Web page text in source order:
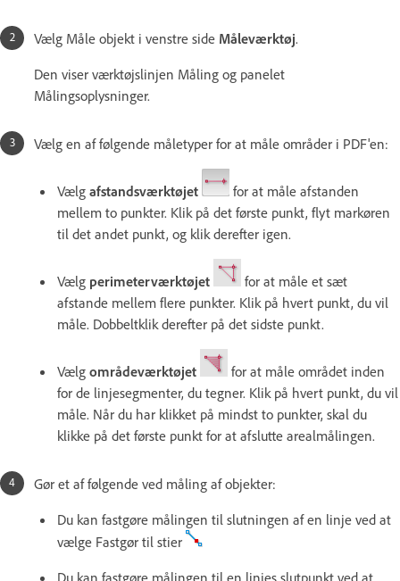
Vælg Måle objekt i venstre side Måleværktøj.
Den viser værktøjslinjen Måling og panelet
Målingsoplysninger.
Vælg en af følgende måletyper for at måle områder i PDF'en:
Vælg afstandsværktøjet
for at måle afstanden
mellem to punkter. Klik på det første punkt, flyt markøren
til det andet punkt, og klik derefter igen.
Vælg perimeterværktøjet
for at måle et sæt
afstande mellem flere punkter. Klik på hvert punkt, du vil
måle. Dobbeltklik derefter på det sidste punkt.
Vælg områdeværktøjet
for at måle området inden
for de linjesegmenter, du tegner. Klik på hvert punkt, du vil
måle. Når du har klikket på mindst to punkter, skal du
klikke på det første punkt for at afslutte arealmålingen.
Gør et af følgende ved måling af objekter:
Du kan fastgøre målingen til slutningen af en linje ved at
vælge Fastgør til stier
Du kan fastgøre målingen til en linjes slutpunkt ved at